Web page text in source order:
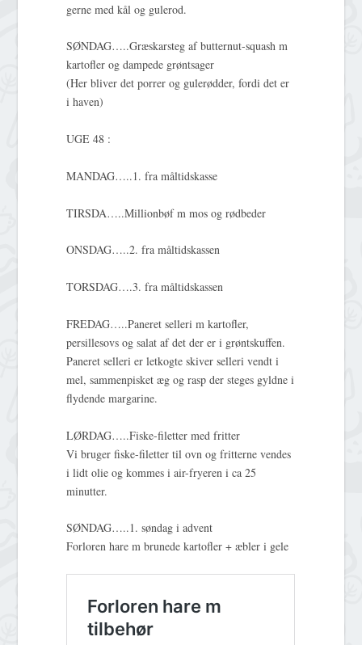
gerne med kål og gulerod.
SØNDAG…..Græskarsteg af butternut-squash m
kartofler og dampede grøntsager
(Her bliver det porrer og gulerødder, fordi det er
i haven)
UGE 48 :
MANDAG…..1. fra måltidskasse
TIRSDA…..Millionbøf m mos og rødbeder
ONSDAG…..2. fra måltidskassen
TORSDAG….3. fra måltidskassen
FREDAG…..Paneret selleri m kartofler,
persillesovs og salat af det der er i grøntskuffen.
Paneret selleri er letkogte skiver selleri vendt i
mel, sammenpisket æg og rasp der steges gyldne i
flydende margarine.
LØRDAG…..Fiske-filetter med fritter
Vi bruger fiske-filetter til ovn og fritterne vendes
i lidt olie og kommes i air-fryeren i ca 25
minutter.
SØNDAG…..1. søndag i advent
Forloren hare m brunede kartofler + æbler i gele